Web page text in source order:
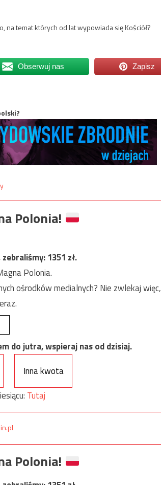
na temat których od lat wypowiada się Kościół?
Obserwuj nas Zapisz
Polonia!
zebraliśmy:1351 zł.
Polonia.
ośrodków medialnych? Nie zwlekaj więc,
do jutra, wspieraj nas od dzisiaj.
Inna kwota
Tutaj
Polonia!